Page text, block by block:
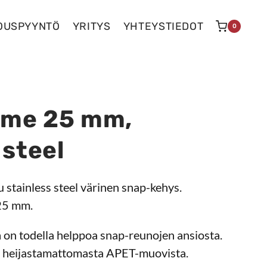
YRITYS YHTEYSTIEDOT 0
25 mm,
steel värinen snap-kehys.
mm.
todella helppoa snap-reunojen ansiosta.
APET-muovista.